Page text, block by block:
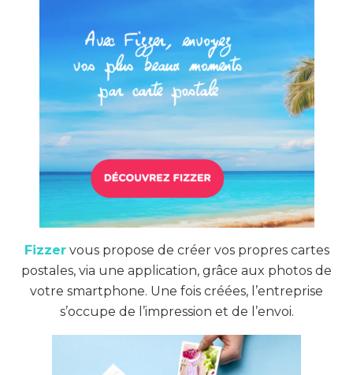
Fizzervous propose de créer vos propres cartes
postales, via une application, grâce aux photos de
votre smartphone. Une fois créées, l’entreprise
s’occupe de l’impression et de l’envoi.